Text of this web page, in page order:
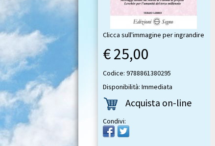
Clicca sull'immagine per ingrandire
€ 25,00
Codice: 9788861380295
Disponibilità: Immediata
Acquista on-line
Condivi: